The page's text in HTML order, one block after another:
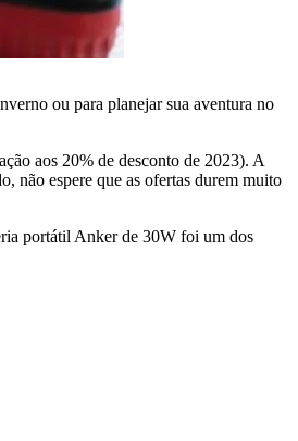
ou para planejar sua aventura no
aos 20% de desconto de 2023). A
não espere que as ofertas durem muito
portátil Anker de 30W foi um dos